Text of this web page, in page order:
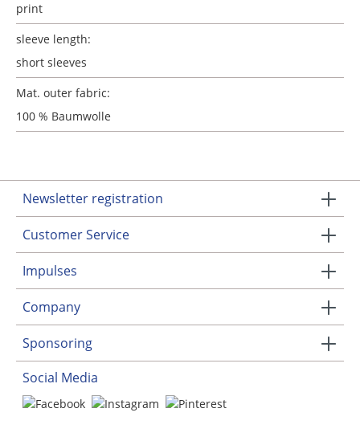
print
sleeve length:
short sleeves
Mat. outer fabric:
100 % Baumwolle
Newsletter registration
Customer Service
Impulses
Company
Sponsoring
Social Media